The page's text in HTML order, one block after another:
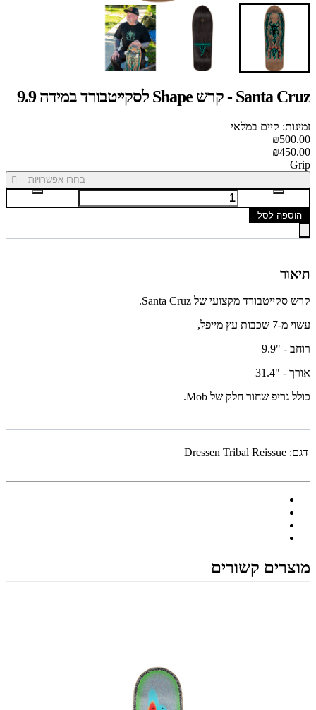
Santa Cruz - קרש Shape לסקייטבורד במידה 9.9
זמינות: קיים במלאי
₪500.00
₪450.00
Grip
--- בחרו אפשרויות ---
הוספה לסל
תיאור
קרש סקייטבורד מקצועי של Santa Cruz.
עשוי מ-7 שכבות עץ מייפל,
רוחב - "9.9
אורך - "31.4
כולל גריפ שחור חלק של Mob.
דגם: Dressen Tribal Reissue
מוצרים קשורים